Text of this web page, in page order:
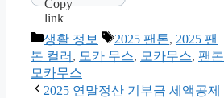
Categories
생활 정보 Tags
2025 팬톤, 2025 팬
톤 컬러 , 모카 무스, 모카무스, 팬톤
모카무스
2025 연말정산 기부금 세액공제